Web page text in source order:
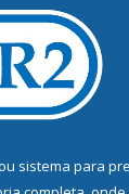
sistema para